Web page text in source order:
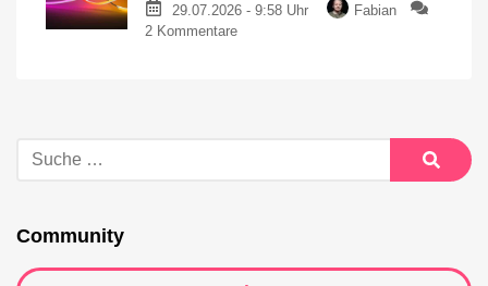
29.07.2026 - 9:58 Uhr
Fabian
2 Kommentare
Community